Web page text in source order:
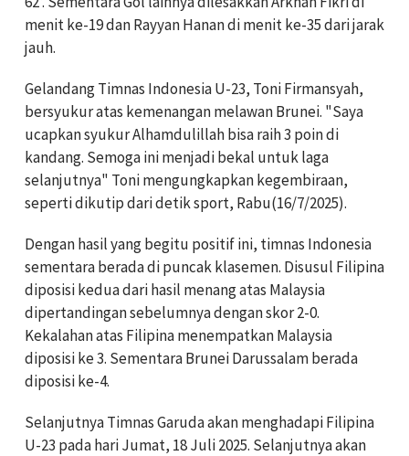
menit ke-19 dan Rayyan Hanan di menit ke-35 dari jarak
jauh.
Gelandang Timnas Indonesia U-23, Toni Firmansyah,
bersyukur atas kemenangan melawan Brunei. "Saya
ucapkan syukur Alhamdulillah bisa raih 3 poin di
kandang. Semoga ini menjadi bekal untuk laga
selanjutnya" Toni mengungkapkan kegembiraan,
seperti dikutip dari detik sport, Rabu(16/7/2025).
Dengan hasil yang begitu positif ini, timnas Indonesia
sementara berada di puncak klasemen. Disusul Filipina
diposisi kedua dari hasil menang atas Malaysia
dipertandingan sebelumnya dengan skor 2-0.
Kekalahan atas Filipina menempatkan Malaysia
diposisi ke 3. Sementara Brunei Darussalam berada
diposisi ke-4.
Selanjutnya Timnas Garuda akan menghadapi Filipina
U-23 pada hari Jumat, 18 Juli 2025. Selanjutnya akan